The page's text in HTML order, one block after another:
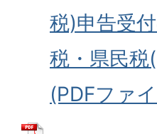
税)申告受
税・県民税
(PDFファ